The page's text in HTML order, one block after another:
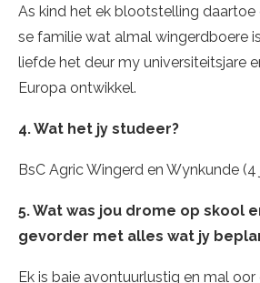
As kind het ek blootstelling
se familie wat almal wingerdboere
liefde het deur my universiteitsjare
Europa ontwikkel.
4. Wat het jy studeer?
BsC Agric Wingerd en Wynkunde (4
5. Wat was jou drome op skool
gevorder met alles wat jy
Ek is baie avontuurlustig en mal oor